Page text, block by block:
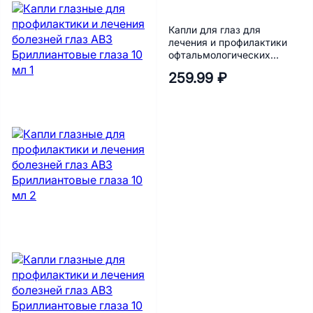
Капли для глаз для
лечения и профилактики
офтальмологических
Декта-2 5 мл
259.99 ₽